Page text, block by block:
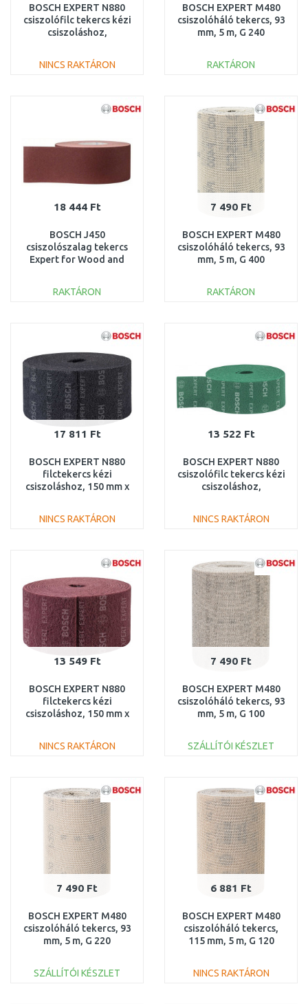
BOSCH EXPERT N880
csiszolófilc tekercs kézi
csiszoláshoz,
2608901225
NINCS RAKTÁRON
Összehasonlítás
BOSCH EXPERT M480
csiszolóháló tekercs, 93
mm, 5 m, G 240
RAKTÁRON
Összehasonlítás
18 444 Ft
BOSCH J450
csiszolószalag tekercs
Expert for Wood and
G80 2608621483
RAKTÁRON
Összehasonlítás
7 490 Ft
BOSCH EXPERT M480
csiszolóháló tekercs, 93
mm, 5 m, G 400
RAKTÁRON
Összehasonlítás
17 811 Ft
BOSCH EXPERT N880
filctekercs kézi
csiszoláshoz, 150 mm x
2608901235
NINCS RAKTÁRON
Összehasonlítás
13 522 Ft
BOSCH EXPERT N880
csiszolófilc tekercs kézi
csiszoláshoz,
2608901232
NINCS RAKTÁRON
Összehasonlítás
13 549 Ft
BOSCH EXPERT N880
filctekercs kézi
csiszoláshoz, 150 mm x
2608901237
NINCS RAKTÁRON
Összehasonlítás
7 490 Ft
BOSCH EXPERT M480
csiszolóháló tekercs, 93
mm, 5 m, G 100
SZÁLLÍTÓI KÉSZLET
Összehasonlítás
7 490 Ft
BOSCH EXPERT M480
csiszolóháló tekercs, 93
mm, 5 m, G 220
SZÁLLÍTÓI KÉSZLET
6 881 Ft
BOSCH EXPERT M480
csiszolóháló tekercs,
115 mm, 5 m, G 120
NINCS RAKTÁRON